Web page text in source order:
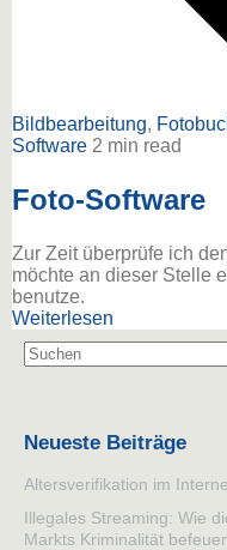
Bildbearbeitung,
Software 2 min read
Foto-Software
Zur Zeit überprüfe ich
möchte an dieser Stelle
benutze.
Weiterlesen
Neueste Beiträge
Altersverifikation im
Illegales Streaming: Wie
Markts Kriminalität